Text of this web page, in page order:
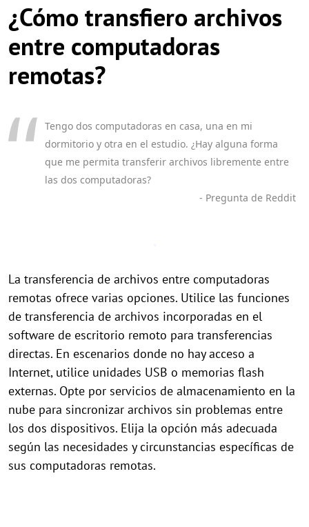
¿Cómo transfiero archivos
entre computadoras
remotas?
Tengo dos computadoras en casa, una en mi
dormitorio y otra en el estudio. ¿Hay alguna forma
que me permita transferir archivos libremente entre
las dos computadoras?
- Pregunta de Reddit
La transferencia de archivos entre computadoras
remotas ofrece varias opciones. Utilice las funciones
de transferencia de archivos incorporadas en el
software de escritorio remoto para transferencias
directas. En escenarios donde no hay acceso a
Internet, utilice unidades USB o memorias flash
externas. Opte por servicios de almacenamiento en la
nube para sincronizar archivos sin problemas entre
los dos dispositivos. Elija la opción más adecuada
según las necesidades y circunstancias específicas de
sus computadoras remotas.